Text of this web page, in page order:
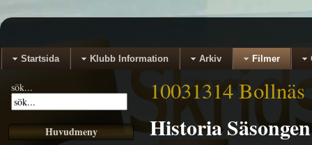
Startsida Klubb Information Arkiv Filmer
sök...
Huvudmeny
10031314 Bollnäs
Historia